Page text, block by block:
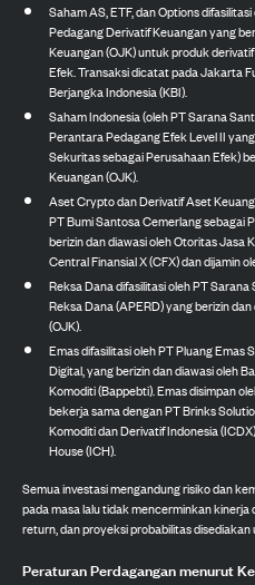
Saham AS, ETF, dan Options
Pedagang Derivatif Keuangan yang
Keuangan (OJK) untuk produk
Efek. Transaksi dicatat pada Jakarta
Berjangka Indonesia (KBI).
Saham Indonesia (oleh PT Sarana
Perantara Pedagang Efek Level II
Sekuritas sebagai Perusahaan Efek)
Keuangan (OJK).
Aset Crypto dan Derivatif Aset
PT Bumi Santosa Cemerlang sebagai
berizin dan diawasi oleh Otoritas Jasa
Central Finansial X (CFX) dan dijamin
Reksa Dana difasilitasi oleh PT
Reksa Dana (APERD) yang berizin
(OJK).
Emas difasilitasi oleh PT Pluang Emas
Digital, yang berizin dan diawasi oleh
Komoditi (Bappebti). Emas disimpan
bekerja sama dengan PT Brinks
Komoditi dan Derivatif Indonesia
House (ICH).
Semua investasi mengandung risiko dan
pada masa lalu tidak mencerminkan
return, dan proyeksi probabilitas
Peraturan Perdagangan menurut